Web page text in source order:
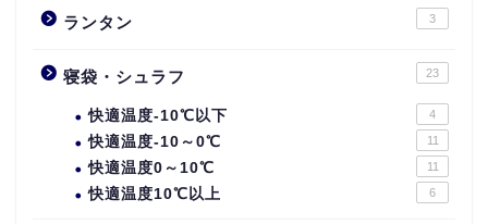
ランタン 3
寝袋・シュラフ 23
快適温度-10℃以下 4
快適温度-10～0℃ 11
快適温度0～10℃ 11
快適温度10℃以上 6